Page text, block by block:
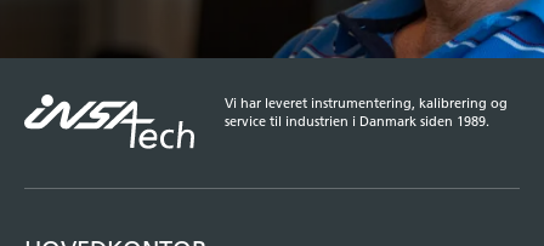
Vi har leveret instrumentering, kalibrering og
service til industrien i Danmark siden 1989.